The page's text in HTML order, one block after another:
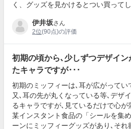
く、グッズを見かけるとつい買ってし
伊井坂さん
2位(90点)の評価
初期の頃から､少しずつデザイン
たキャラですが･･･
初期のミッフィーは､耳が広がってい
又､耳の先が丸くなっている等､デザ
るキャラですが､見ているだけで心が
某インスタント食品の「シールを集
ーンにミッフィーグッズがあり､それ